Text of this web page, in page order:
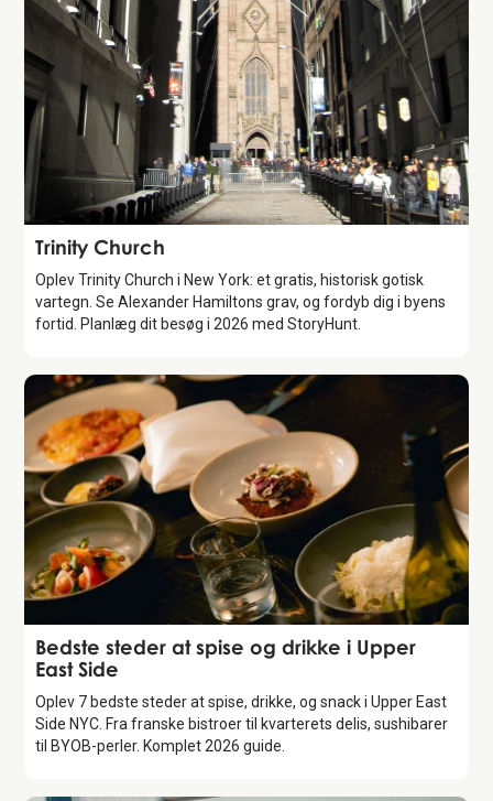
Attraction
Trinity Church
Oplev Trinity Church i New York: et gratis, historisk gotisk
vartegn. Se Alexander Hamiltons grav, og fordyb dig i byens
fortid. Planlæg dit besøg i 2026 med StoryHunt.
Guide
Bedste steder at spise og drikke i Upper
East Side
Oplev 7 bedste steder at spise, drikke, og snack i Upper East
Side NYC. Fra franske bistroer til kvarterets delis, sushibarer
til BYOB-perler. Komplet 2026 guide.